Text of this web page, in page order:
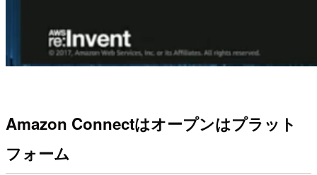
Amazon Connectはオープンはプラット
フォーム